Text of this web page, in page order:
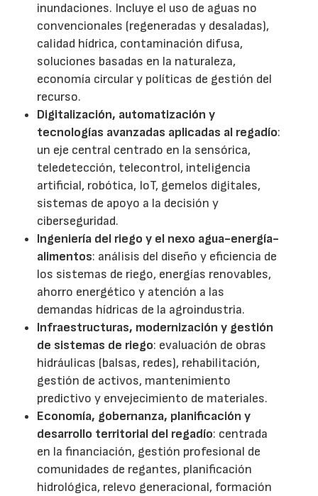
inundaciones. Incluye el uso de aguas no
convencionales (regeneradas y desaladas),
calidad hídrica, contaminación difusa,
soluciones basadas en la naturaleza,
economía circular y políticas de gestión del
recurso.
Digitalización, automatización y
tecnologías avanzadas aplicadas al regadío:
un eje central centrado en la sensórica,
teledetección, telecontrol, inteligencia
artificial, robótica, IoT, gemelos digitales,
sistemas de apoyo a la decisión y
ciberseguridad.
Ingeniería del riego y el nexo agua-energía-
alimentos: análisis del diseño y eficiencia de
los sistemas de riego, energías renovables,
ahorro energético y atención a las
demandas hídricas de la agroindustria.
Infraestructuras, modernización y gestión
de sistemas de riego: evaluación de obras
hidráulicas (balsas, redes), rehabilitación,
gestión de activos, mantenimiento
predictivo y envejecimiento de materiales.
Economía, gobernanza, planificación y
desarrollo territorial del regadío: centrada
en la financiación, gestión profesional de
comunidades de regantes, planificación
hidrológica, relevo generacional, formación